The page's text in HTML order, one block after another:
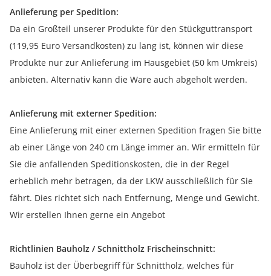
Anlieferung per Spedition:
Da ein Großteil unserer Produkte für den Stückguttransport
(119,95 Euro Versandkosten) zu lang ist, können wir diese
Produkte nur zur Anlieferung im Hausgebiet (50 km Umkreis)
anbieten. Alternativ kann die Ware auch abgeholt werden.
Anlieferung mit externer Spedition:
Eine Anlieferung mit einer externen Spedition fragen Sie bitte
ab einer Länge von 240 cm Länge immer an. Wir ermitteln für
Sie die anfallenden Speditionskosten, die in der Regel
erheblich mehr betragen, da der LKW ausschließlich für Sie
fährt. Dies richtet sich nach Entfernung, Menge und Gewicht.
Wir erstellen Ihnen gerne ein Angebot
Richtlinien Bauholz / Schnittholz Frischeinschnitt:
Bauholz ist der Überbegriff für Schnittholz, welches für